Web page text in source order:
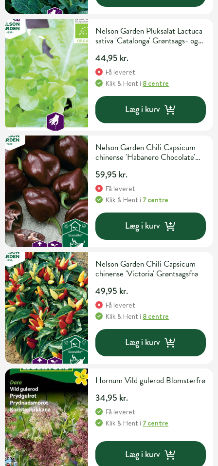
Nelson Garden Pluksalat Lactuca
sativa 'Catalonga' Grøntsags- og
44,95 kr.
Få leveret
Klik & Hent i 8 centre
Læg i kurv
Nelson Garden Chili Capsicum
chinense 'Habanero Chocolate'
59,95 kr.
Få leveret
Klik & Hent i 7 centre
Læg i kurv
Nelson Garden Chili Capsicum
chinense 'Victoria' Grøntsagsfrø
49,95 kr.
Få leveret
Klik & Hent i 8 centre
Læg i kurv
Hornum Vild gulerod Blomsterfrø
34,95 kr.
Få leveret
Klik & Hent i 7 centre
Læg i kurv